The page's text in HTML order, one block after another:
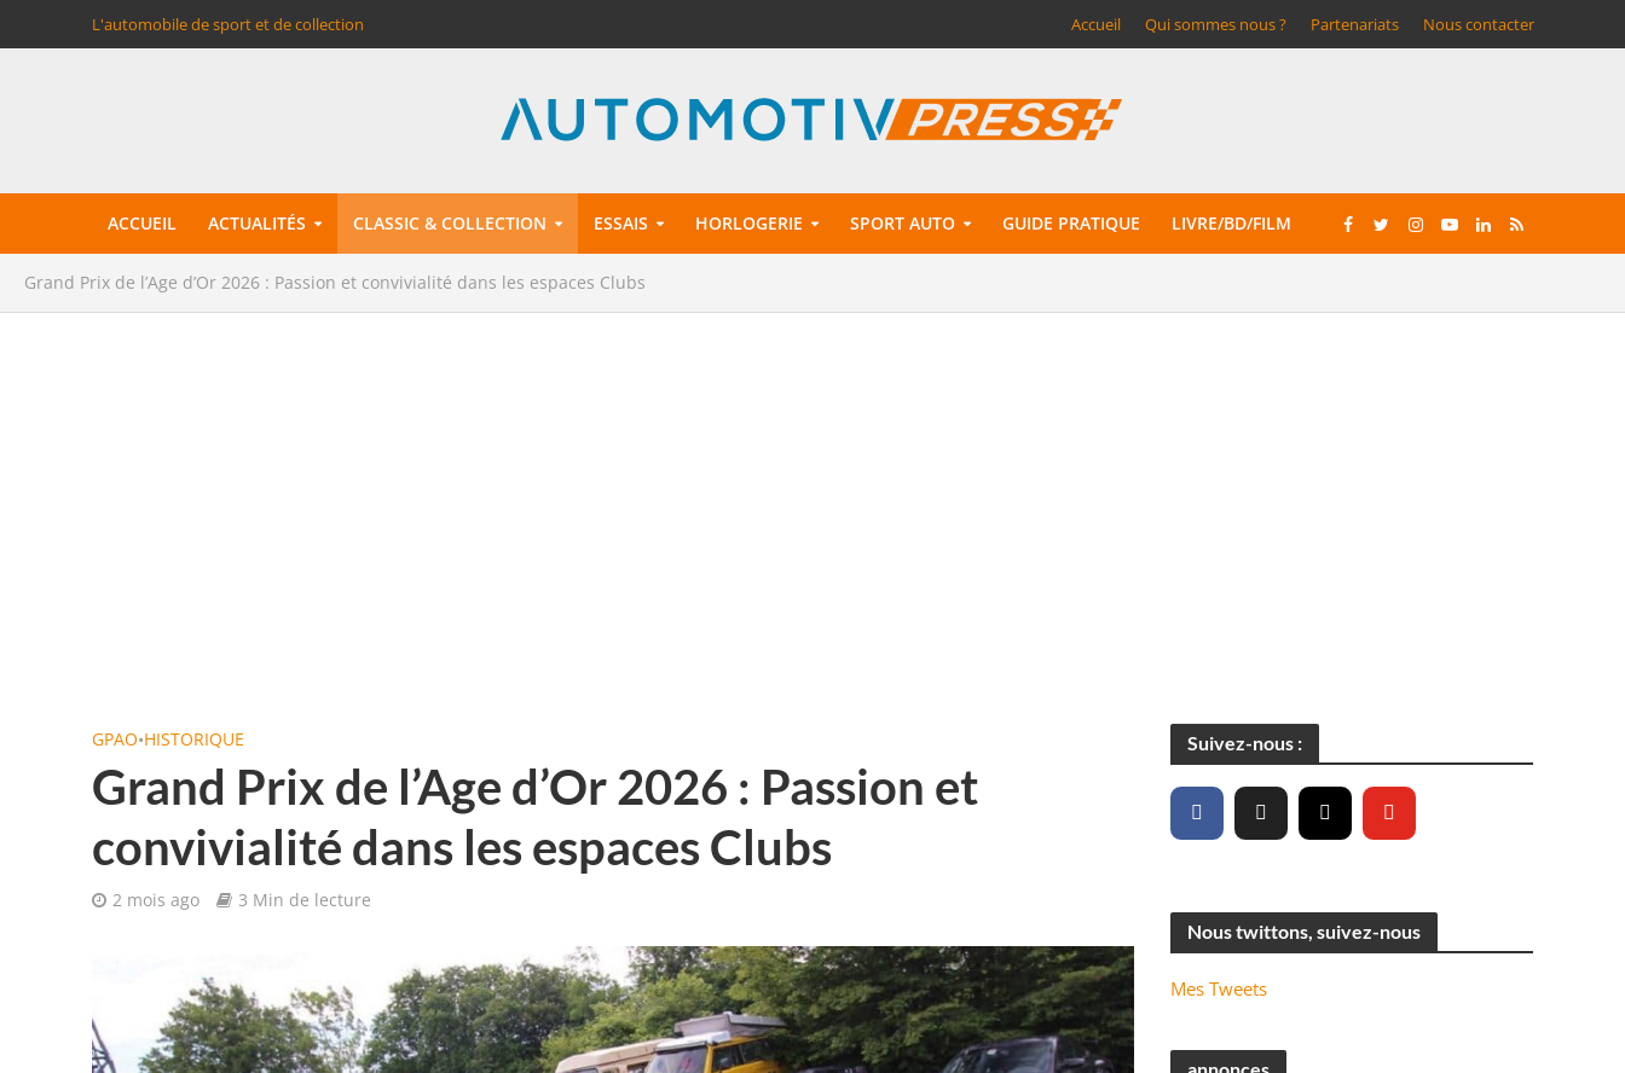
L'automobile de sport et de collection Accueil Qui sommes nous ? Partenariats Nous contacter
ACCUEIL ACTUALITÉS CLASSIC & COLLECTION ESSAIS HORLOGERIE SPORT AUTO GUIDE PRATIQUE LIVRE/BD/FILM
Grand Prix de l’Age d’Or 2026 : Passion et convivialité dans les espaces Clubs
GPAO•HISTORIQUE
Grand Prix de l’Age d’Or 2026 : Passion et
convivialité dans les espaces Clubs
2 mois ago 3 Min de lecture
Suivez-nous :
Nous twittons, suivez-nous
Mes Tweets